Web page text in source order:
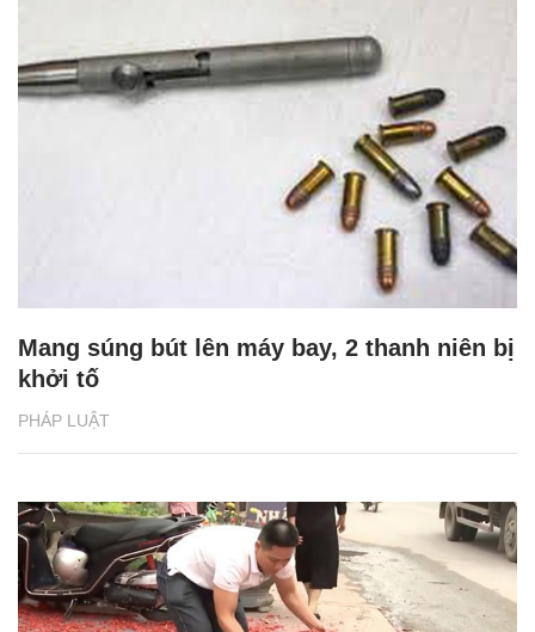
PHÁP LUẬT
Mang súng bút lên máy bay, 2 thanh niên bị
khởi tố